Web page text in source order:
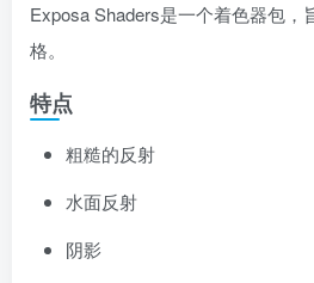
Exposa Shaders是一个着色器包，
格。
特点
粗糙的反射
水面反射
阴影